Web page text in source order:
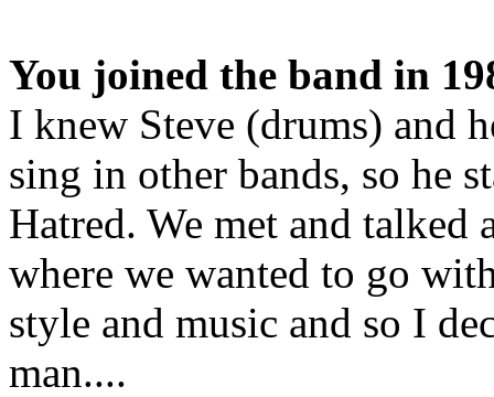
You joined the band in
I knew Steve (drums) and
sing in other bands, so he
Hatred. We met and talked
where we wanted to go
style and music and so I
man....